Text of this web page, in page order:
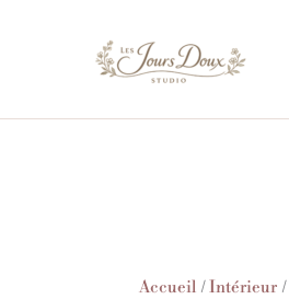
Accueil Intérieur